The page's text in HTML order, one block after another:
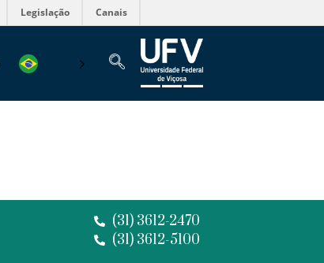
Legislação Canais
(31) 3612-2470
(31) 3612-5100